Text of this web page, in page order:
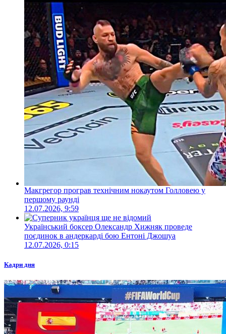
Макгрегор програв технічним нокаутом Голловею у
першому раунді
12.07.2026, 9:59
Український боксер Олександр Хижняк проведе
поєдинок в андеркарді бою Ентоні Джошуа
12.07.2026, 0:15
Кадри дня